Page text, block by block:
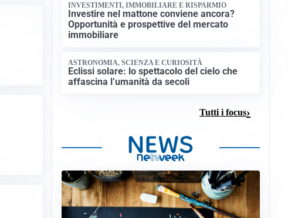
INVESTIMENTI, IMMOBILIARE E RISPARMIO
Investire nel mattone conviene ancora?
Opportunità e prospettive del mercato
immobiliare
ASTRONOMIA, SCIENZA E CURIOSITÀ
Eclissi solare: lo spettacolo del cielo che
affascina l’umanità da secoli
Tutti i focus